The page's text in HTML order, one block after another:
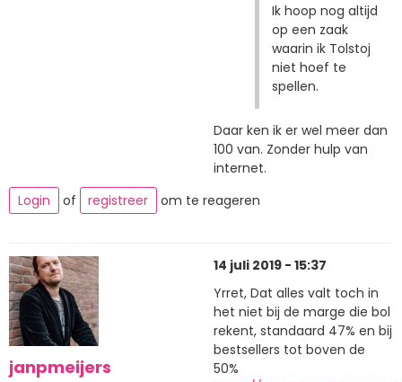
Ik hoop nog altijd
op een zaak
waarin ik Tolstoj
niet hoef te
spellen.
Daar ken ik er wel meer dan
100 van. Zonder hulp van
internet.
Login
of registreer om te reageren
janpmeijers
14 juli 2019 - 15:37
Yrret, Dat alles valt toch in
het niet bij de marge die bol
rekent, standaard 47% en bij
bestsellers tot boven de
50%